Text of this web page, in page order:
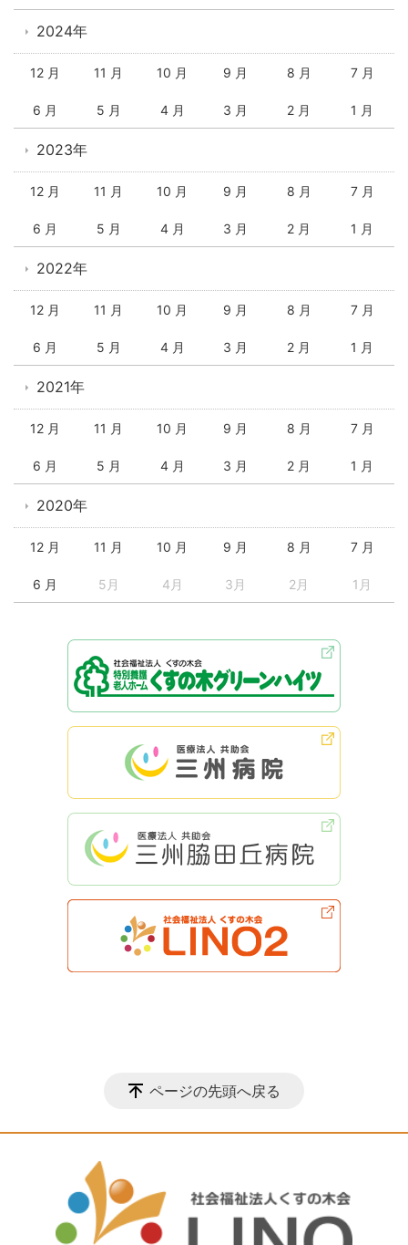
2024年
12 月 11 月 10 月 9 月 8 月 7 月
6 月 5 月 4 月 3 月 2 月 1 月
2023年
12 月 11 月 10 月 9 月 8 月 7 月
6 月 5 月 4 月 3 月 2 月 1 月
2022年
12 月 11 月 10 月 9 月 8 月 7 月
6 月 5 月 4 月 3 月 2 月 1 月
2021年
12 月 11 月 10 月 9 月 8 月 7 月
6 月 5 月 4 月 3 月 2 月 1 月
2020年
12 月 11 月 10 月 9 月 8 月 7 月
6 月 5月 4月 3月 2月 1月
ページの先頭へ戻る